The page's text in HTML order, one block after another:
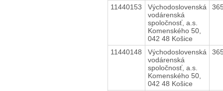
11440153
Východoslovenská
vodárenská
spoločnosť, a.s.
Komenského 50,
042 48 Košice
11440148
Východoslovenská
vodárenská
spoločnosť, a.s.
Komenského 50,
042 48 Košice